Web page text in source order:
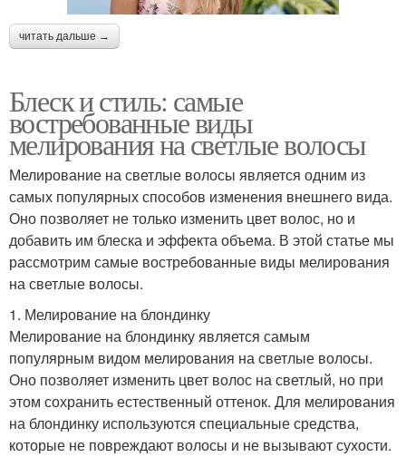
читать дальше →
Блеск и стиль: самые
востребованные виды
мелирования на светлые волосы
Мелирование на светлые волосы является одним из
самых популярных способов изменения внешнего вида.
Оно позволяет не только изменить цвет волос, но и
добавить им блеска и эффекта объема. В этой статье мы
рассмотрим самые востребованные виды мелирования
на светлые волосы.
1. Мелирование на блондинку
Мелирование на блондинку является самым
популярным видом мелирования на светлые волосы.
Оно позволяет изменить цвет волос на светлый, но при
этом сохранить естественный оттенок. Для мелирования
на блондинку используются специальные средства,
которые не повреждают волосы и не вызывают сухости.